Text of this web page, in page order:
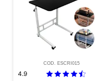
COD. ESCRI015
4.9